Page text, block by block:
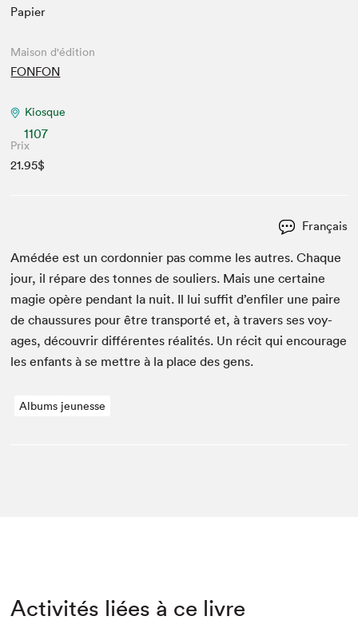
Papier
Maison d'édition
FONFON
Kiosque
1107
Prix
21.95$
Français
Amédée est un cor­don­nier pas comme les autres. Chaque
jour, il répare des tonnes de souliers. Mais une cer­taine
magie opère pen­dant la nuit. Il lui suf­fit d’enfiler une paire
de chaus­sures pour être trans­porté et, à tra­vers ses voy­
ages, décou­vrir dif­férentes réal­ités. Un réc­it qui encour­age
les enfants à se met­tre à la place des gens.
Albums jeunesse
Activités liées à ce livre